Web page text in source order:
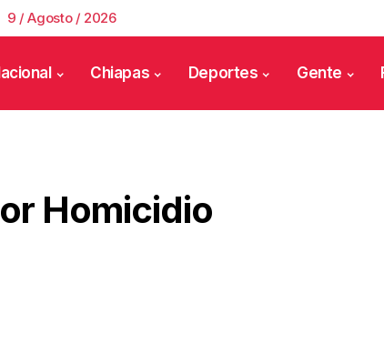
9 / Agosto / 2026
Chiapas Deportes Gente
Homicidio